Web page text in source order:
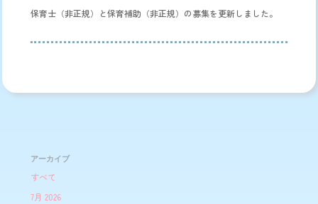
保育士（非正規）と保育補助（非正規）の募集を更新しました。
アーカイブ
すべて
7月 2026